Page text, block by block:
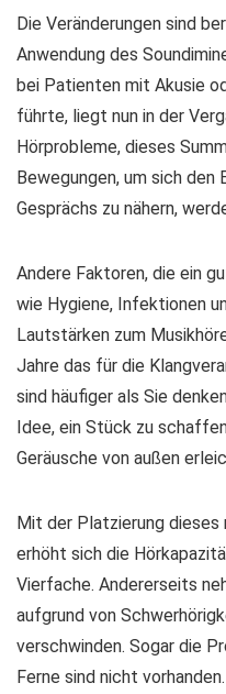
Die Veränderungen sind
Anwendung des
bei Patienten mit Akusie
führte, liegt nun in der
Hörprobleme, dieses
Bewegungen, um sich
Gesprächs zu nähern,
Andere Faktoren, die ein
wie Hygiene, Infektionen
Lautstärken zum
Jahre das für die
sind häufiger als Sie
Idee, ein Stück zu
Geräusche von außen
Mit der Platzierung dieses
erhöht sich die
Vierfache. Andererseits
aufgrund von
verschwinden. Sogar die
Ferne sind nicht